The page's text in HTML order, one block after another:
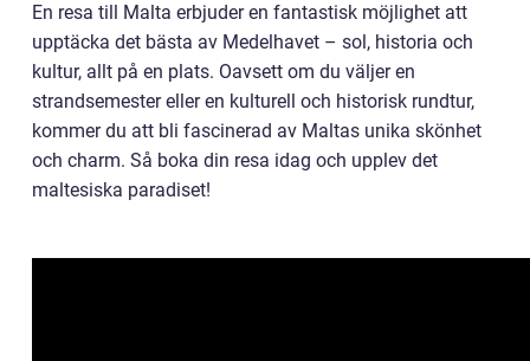
En resa till Malta erbjuder en fantastisk möjlighet att
upptäcka det bästa av Medelhavet – sol, historia och
kultur, allt på en plats. Oavsett om du väljer en
strandsemester eller en kulturell och historisk rundtur,
kommer du att bli fascinerad av Maltas unika skönhet
och charm. Så boka din resa idag och upplev det
maltesiska paradiset!